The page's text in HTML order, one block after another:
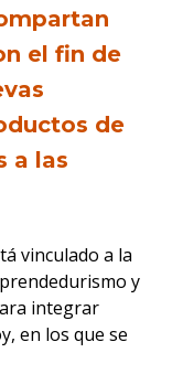
el fin de
de
a las
vinculado a la
y
integrar
en los que se